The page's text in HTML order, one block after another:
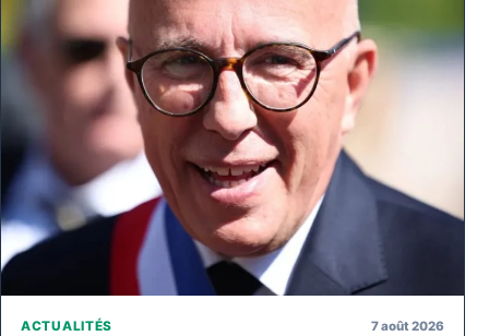
ACTUALITÉS 7 août 2026